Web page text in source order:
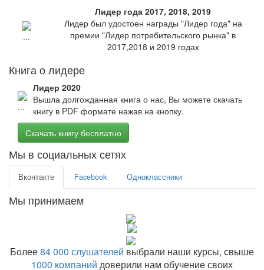
Лидер года 2017, 2018, 2019
Лидер был удостоен награды "Лидер года" на
премии "Лидер потребительского рынка" в
2017,2018 и 2019 годах
Книга о лидере
Лидер 2020
Вышла долгожданная книга о нас, Вы можете скачать
книгу в PDF формате нажав на кнопку.
Скачать книгу бесплатно
Мы в социальных сетях
Вконтакте Facebook Одноклассники
Мы принимаем
Более84 000 слушателей выбрали наши курсы, свыше
1000 компаний доверили нам обучение своих